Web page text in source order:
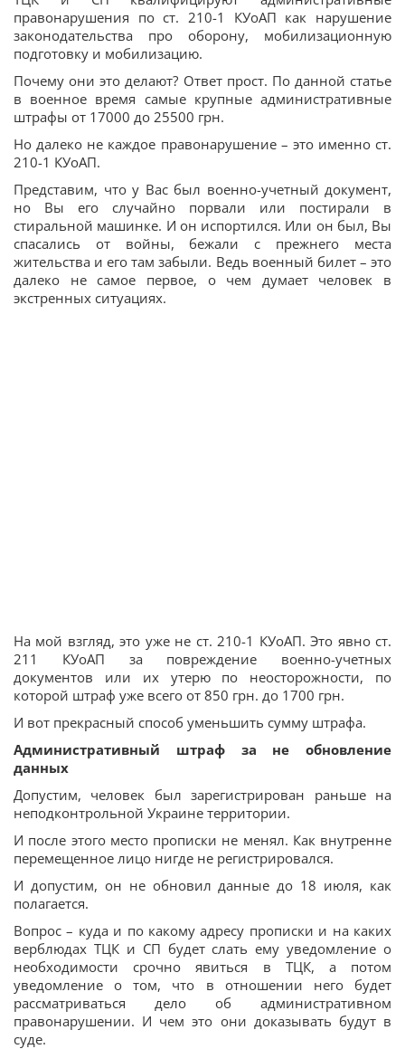
правонарушения по ст. 210-1 КУоАП как нарушение
законодательства про оборону, мобилизационную
подготовку и мобилизацию.
Почему они это делают? Ответ прост. По данной статье
в военное время самые крупные административные
штрафы от 17000 до 25500 грн.
Но далеко не каждое правонарушение – это именно ст.
210-1 КУоАП.
Представим, что у Вас был военно-учетный документ,
но Вы его случайно порвали или постирали в
стиральной машинке. И он испортился. Или он был, Вы
спасались от войны, бежали с прежнего места
жительства и его там забыли. Ведь военный билет – это
далеко не самое первое, о чем думает человек в
экстренных ситуациях.
На мой взгляд, это уже не ст. 210-1 КУоАП. Это явно ст.
211 КУоАП за повреждение военно-учетных
документов или их утерю по неосторожности, по
которой штраф уже всего от 850 грн. до 1700 грн.
И вот прекрасный способ уменьшить сумму штрафа.
Административный штраф за не обновление
данных
Допустим, человек был зарегистрирован раньше на
неподконтрольной Украине территории.
И после этого место прописки не менял. Как внутренне
перемещенное лицо нигде не регистрировался.
И допустим, он не обновил данные до 18 июля, как
полагается.
Вопрос – куда и по какому адресу прописки и на каких
верблюдах ТЦК и СП будет слать ему уведомление о
необходимости срочно явиться в ТЦК, а потом
уведомление о том, что в отношении него будет
рассматриваться дело об административном
правонарушении. И чем это они доказывать будут в
суде.